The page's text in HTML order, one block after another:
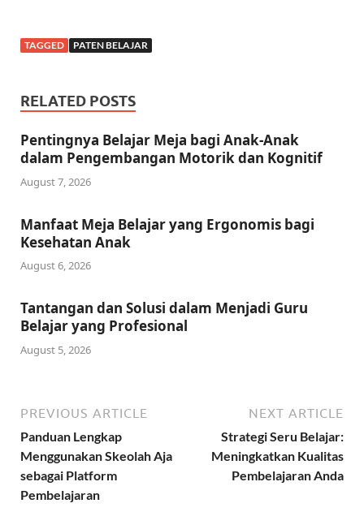
TAGGED PATEN BELAJAR
RELATED POSTS
Pentingnya Belajar Meja bagi Anak-Anak
dalam Pengembangan Motorik dan Kognitif
August 7, 2026
Manfaat Meja Belajar yang Ergonomis bagi
Kesehatan Anak
August 6, 2026
Tantangan dan Solusi dalam Menjadi Guru
Belajar yang Profesional
August 5, 2026
PREVIOUS ARTICLE
Panduan Lengkap
Menggunakan Skeolah Aja
sebagai Platform
Pembelajaran
NEXT ARTICLE
Strategi Seru Belajar:
Meningkatkan Kualitas
Pembelajaran Anda